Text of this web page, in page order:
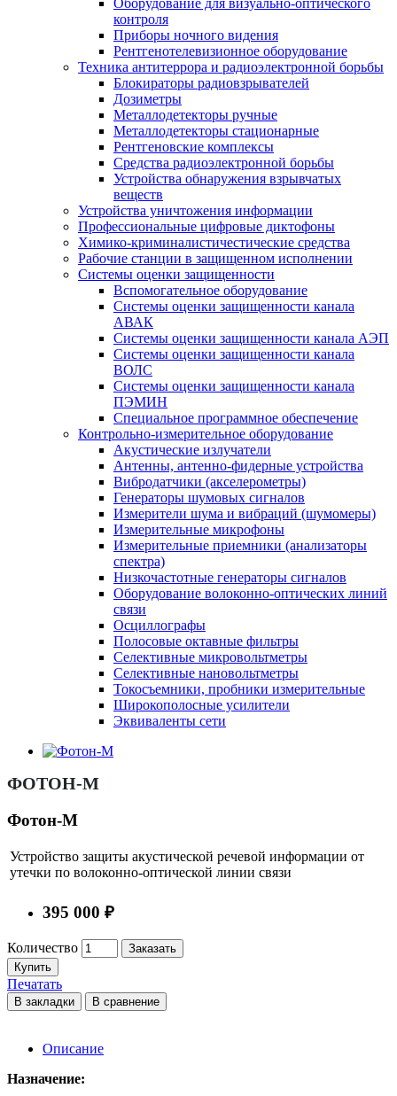
контроля
Приборы ночного видения
Рентгенотелевизионное оборудование
Техника антитеррора и радиоэлектронной борьбы
Блокираторы радиовзрывателей
Дозиметры
Металлодетекторы ручные
Металлодетекторы стационарные
Рентгеновские комплексы
Средства радиоэлектронной борьбы
Устройства обнаружения взрывчатых
веществ
Устройства уничтожения информации
Профессиональные цифровые диктофоны
Химико-криминалистичестические средства
Рабочие станции в защищенном исполнении
Системы оценки защищенности
Вспомогательное оборудование
Системы оценки защищенности канала
АВАК
Системы оценки защищенности канала АЭП
Системы оценки защищенности канала
ВОЛС
Системы оценки защищенности канала
ПЭМИН
Специальное программное обеспечение
Контрольно-измерительное оборудование
Акустические излучатели
Антенны, антенно-фидерные устройства
Вибродатчики (акселерометры)
Генераторы шумовых сигналов
Измерители шума и вибраций (шумомеры)
Измерительные микрофоны
Измерительные приемники (анализаторы
спектра)
Низкочастотные генераторы сигналов
Оборудование волоконно-оптических линий
связи
Осциллографы
Полосовые октавные фильтры
Селективные микровольтметры
Селективные нановольтметры
Токосъемники, пробники измерительные
Широкополосные усилители
Эквиваленты сети
ФОТОН-М
Фотон-М
Устройство защиты акустической речевой информации от
утечки по волоконно-оптической линии связи
395 000 ₽
Количество
Заказать
Купить
Печатать
В закладки В сравнение
Описание
Назначение: